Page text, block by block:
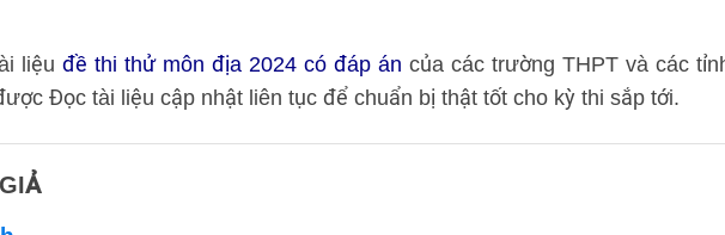
liệuđề thi thử môn địa 2024 có đáp án của các trường THPT và các
Đọc tài liệu cập nhật liên tục để chuẩn bị thật tốt cho kỳ thi sắp tới.